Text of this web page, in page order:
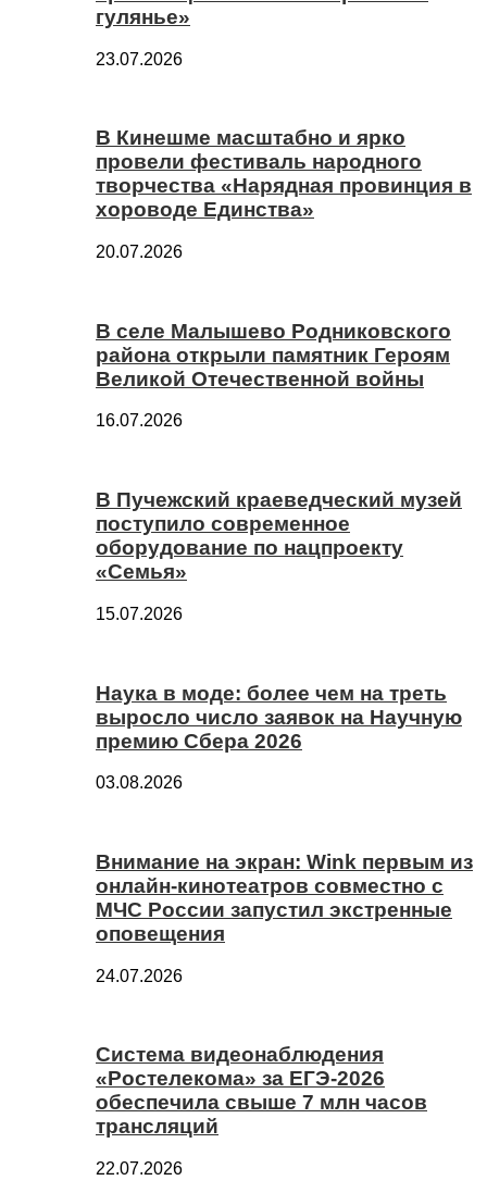
гулянье»
23.07.2026
В Кинешме масштабно и ярко
провели фестиваль народного
творчества «Нарядная провинция в
хороводе Единства»
20.07.2026
В селе Малышево Родниковского
района открыли памятник Героям
Великой Отечественной войны
16.07.2026
В Пучежский краеведческий музей
поступило современное
оборудование по нацпроекту
«Семья»
15.07.2026
Наука в моде: более чем на треть
выросло число заявок на Научную
премию Сбера 2026
03.08.2026
Внимание на экран: Wink первым из
онлайн-кинотеатров совместно с
МЧС России запустил экстренные
оповещения
24.07.2026
Система видеонаблюдения
«Ростелекома» за ЕГЭ-2026
обеспечила свыше 7 млн часов
трансляций
22.07.2026